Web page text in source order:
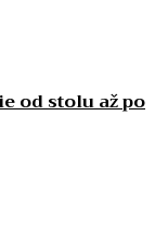
od stolu až po